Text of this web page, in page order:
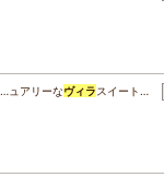
…ュアリーなヴィラスイート…